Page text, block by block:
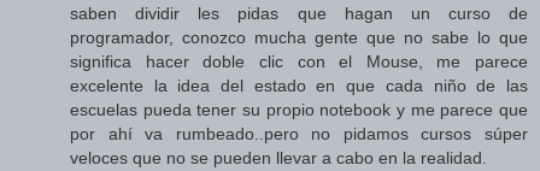
saben dividir les pidas que hagan un curso de
programador, conozco mucha gente que no sabe lo que
significa hacer doble clic con el Mouse, me parece
excelente la idea del estado en que cada niño de las
escuelas pueda tener su propio notebook y me parece que
por ahí va rumbeado..pero no pidamos cursos súper
veloces que no se pueden llevar a cabo en la realidad.